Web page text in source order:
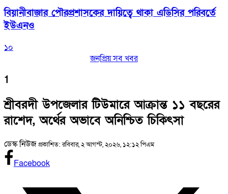
বিয়ানীবাজার পৌরপ্রশাসকের দায়িত্বে থাকা এডিসির পরিবর্তে
ইউএনও
১০
জনপ্রিয় সব খবর
1
শ্রীবরদী উপজেলার টিউমারে আক্রান্ত ১১ বছরের
রাশেদ, অর্থের অভাবে অনিশ্চিত চিকিৎসা
ডেস্ক নিউজপ্রকাশিত: রবিবার, ২ আগস্ট, ২০২৬, ১২:১২ পিএম
Facebook